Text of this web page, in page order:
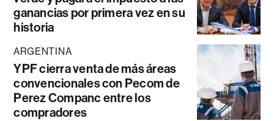
ganancias por primera vez en su
historia
ARGENTINA
YPF cierra venta de más áreas
convencionales con Pecom de
Perez Companc entre los
compradores